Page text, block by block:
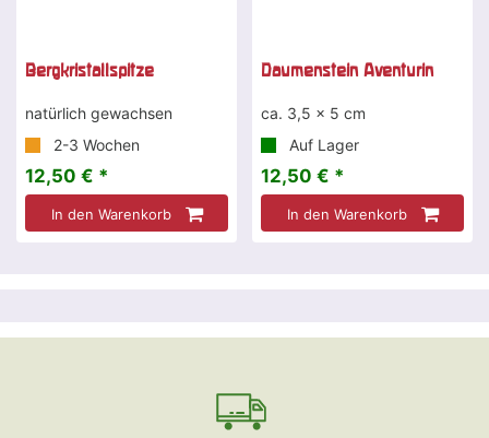
Bergkristallspitze
natürlich gewachsen
2-3 Wochen
12,50 € *
In den Warenkorb
Daumenstein Aventurin
ca. 3,5 x 5 cm
Auf Lager
12,50 € *
In den Warenkorb